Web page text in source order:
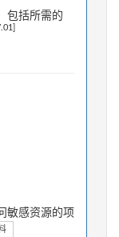
包括所需的
敏感资源的项